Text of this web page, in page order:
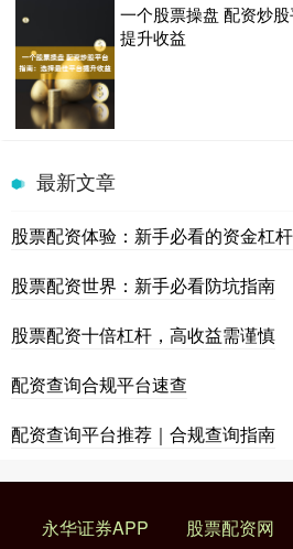
一个股票操盘 配资炒
提升收益
最新文章
股票配资体验：新手必看的资金杠
股票配资世界：新手必看防坑指南
股票配资十倍杠杆，高收益需谨慎
配资查询合规平台速查
配资查询平台推荐｜合规查询指南
永华证券APP 股票配资网